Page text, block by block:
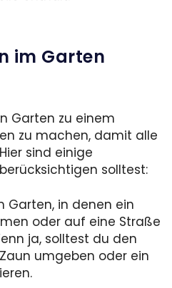
im Garten
Garten zu einem
zu machen, damit alle
sind einige
solltest:
Garten, in denen ein
oder auf eine Straße
ja, solltest du den
umgeben oder ein